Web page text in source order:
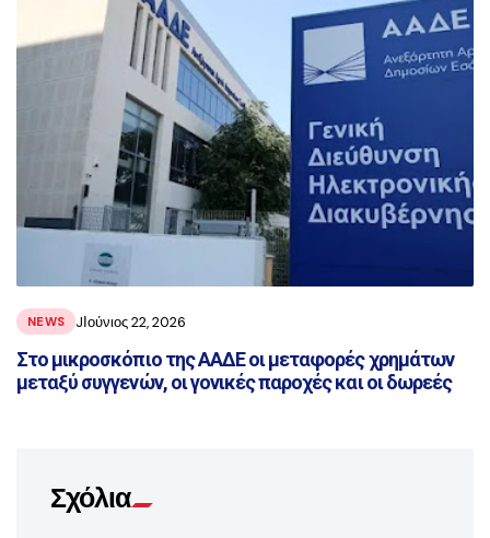
NEWS JΙούνιος 22, 2026
Στο μικροσκόπιο της ΑΑΔΕ οι μεταφορές χρημάτων
μεταξύ συγγενών, οι γονικές παροχές και οι δωρεές
Σχόλια